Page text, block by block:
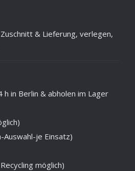
& Lieferung, verlegen,
in Berlin & abholen im Lager
Auswahl-je Einsatz)
möglich)